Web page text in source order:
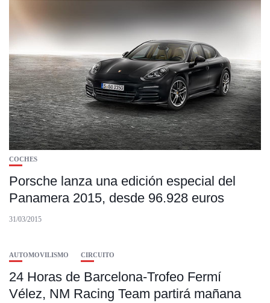
COCHES
Porsche lanza una edición especial del
Panamera 2015, desde 96.928 euros
31/03/2015
AUTOMOVILISMO CIRCUITO
24 Horas de Barcelona-Trofeo Fermí
Vélez, NM Racing Team partirá mañana